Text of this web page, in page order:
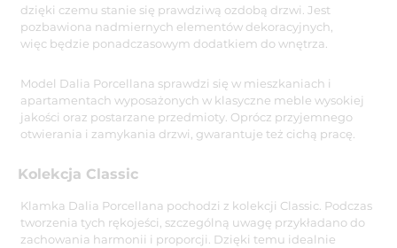
dzięki czemu stanie się prawdziwą ozdobą drzwi. Jest
pozbawiona nadmiernych elementów dekoracyjnych,
więc będzie ponadczasowym dodatkiem do wnętrza.
Model Dalia Porcellana sprawdzi się w mieszkaniach i
apartamentach wyposażonych w klasyczne meble wysokiej
jakości oraz postarzane przedmioty. Oprócz przyjemnego
otwierania i zamykania drzwi, gwarantuje też cichą pracę.
Kolekcja Classic
Klamka Dalia Porcellana pochodzi z kolekcji Classic. Podczas
tworzenia tych rękojeści, szczególną uwagę przykładano do
zachowania harmonii i proporcji. Dzięki temu idealnie